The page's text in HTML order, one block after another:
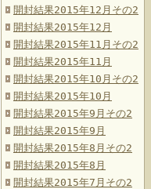
開封結果2015年12月その2
開封結果2015年12月
開封結果2015年11月その2
開封結果2015年11月
開封結果2015年10月その2
開封結果2015年10月
開封結果2015年9月その2
開封結果2015年9月
開封結果2015年8月その2
開封結果2015年8月
開封結果2015年7月その2